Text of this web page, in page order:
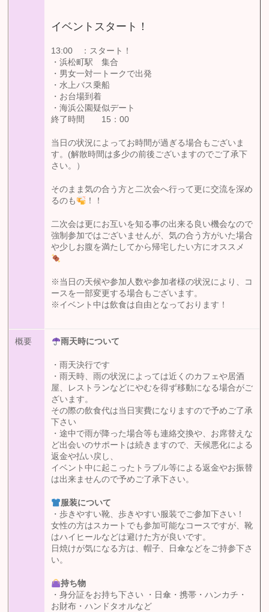
イベントスタート！
13:00 ：スタート！
・浜松町駅 集合
・男女一対一トークで出発
・水上バス乗船
・お台場到着
・海浜公園疑似デート
終了時間 15：00
当日の状況によってお時間が過ぎる場合もございま
す。(解散時間は多少の前後ございますのでご了承下
さい。）
そのまま気の合う方と二次会へ行って更に交流を深め
るのも
！！
二次会は更にお互いを知る事の出来る良い機会なので
強制参加ではございませんが、気の合う方がいた場合
や少しお腹を満たしてから帰宅したい方にオススメ
※当日の天候や参加人数や参加者様の状況により、コ
ースを一部変更する場合もございます。
※イベント中は飲食は自由となっております！
概要 雨天時について
・雨天決行です
・雨天時、雨の状況によっては近くのカフェや居酒
屋、レストランなどにやむを得ず移動になる場合がご
ざいます。
その際の飲食代は当日実費になりますので予めご了承
下さい
・途中で雨が降った場合等も連絡交換や、お席替えな
ど出会いのサポートは続きますので、天候悪化による
返金や払い戻し、
イベント中に起こったトラブル等による返金やお振替
は出来ませんので予めご了承下さい。
服装について
・歩きやすい靴、歩きやすい服装でご参加下さい！
女性の方はスカートでも参加可能なコースですが、靴
はハイヒールなどは避けた方が良いです。
日焼けが気になる方は、帽子、日傘などをご持参下さ
い。
持ち物
・身分証をお持ち下さい ・日傘・携帯・ハンカチ・
お財布・ハンドタオルなど